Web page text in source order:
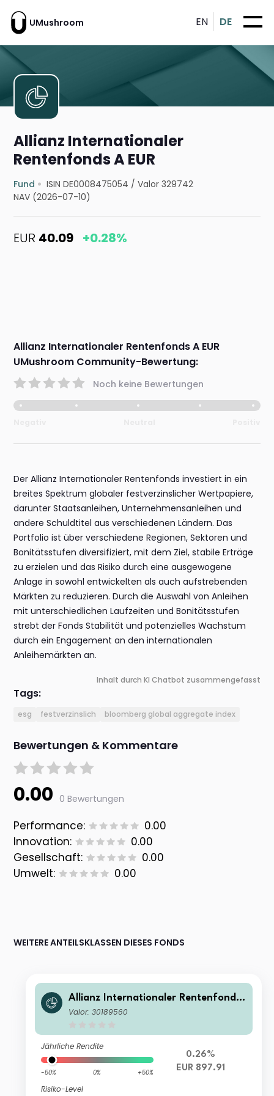
UMushroom EN DE
Allianz Internationaler
Rentenfonds A EUR
Fund ISIN DE0008475054 /Valor 329742
NAV (2026-07-10)
EUR 40.09 +0.28%
Allianz Internationaler Rentenfonds A EUR
UMushroom Community-Bewertung:
Noch keine Bewertungen
Der Allianz Internationaler Rentenfonds investiert in ein
breites Spektrum globaler festverzinslicher Wertpapiere,
darunter Staatsanleihen, Unternehmensanleihen und
andere Schuldtitel aus verschiedenen Ländern. Das
Portfolio ist über verschiedene Regionen, Sektoren und
Bonitätsstufen diversifiziert, mit dem Ziel, stabile Erträge
zu erzielen und das Risiko durch eine ausgewogene
Anlage in sowohl entwickelten als auch aufstrebenden
Märkten zu reduzieren. Durch die Auswahl von Anleihen
mit unterschiedlichen Laufzeiten und Bonitätsstufen
strebt der Fonds Stabilität und potenzielles Wachstum
durch ein Engagement an den internationalen
Anleihemärkten an.
Inhalt durch KI Chatbot zusammengefasst
Tags:
esg festverzinslich bloomberg global aggregate index
Bewertungen & Kommentare
0.00 0 Bewertungen
Performance:
0.00
Innovation:
0.00
Gesellschaft:
0.00
Umwelt:
0.00
WEITERE ANTEILSKLASSEN DIESES FONDS
Allianz Internationaler Rentenfonds
P EUR
Valor: 30189560
Jährliche Rendite
-50% 0% +50%
Risiko-Level
0.26%
EUR 897.91